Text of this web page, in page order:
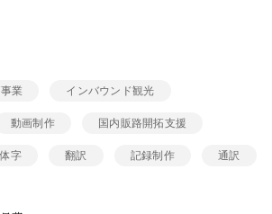
業 インバウンド観光
動画制作 国内販路開拓支援
字 翻訳 記録制作 通訳